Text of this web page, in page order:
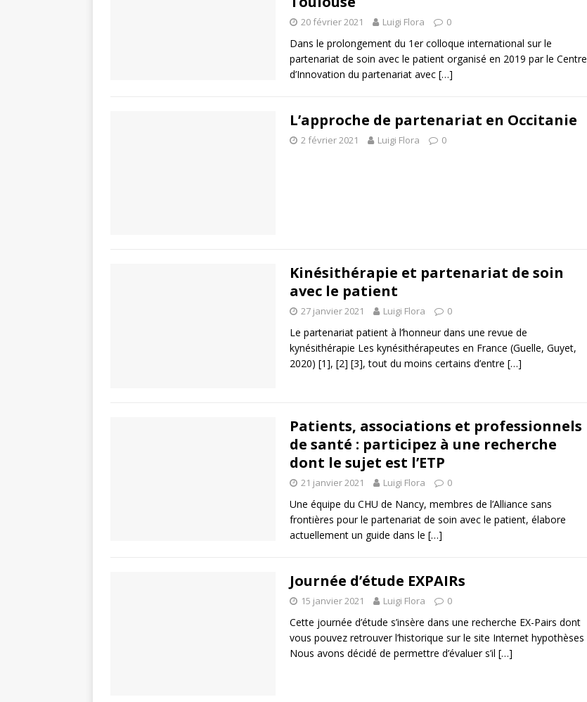
20 février 2021 Luigi Flora 0
Dans le prolongement du 1er colloque international sur le
partenariat de soin avec le patient organisé en 2019 par le Centre
d’Innovation du partenariat avec […]
L’approche de partenariat en Occitanie
2 février 2021 Luigi Flora 0
Kinésithérapie et partenariat de soin
avec le patient
27 janvier 2021 Luigi Flora 0
Le partenariat patient à l’honneur dans une revue de
kynésithérapie Les kynésithérapeutes en France (Guelle, Guyet,
2020) [1], [2] [3], tout du moins certains d’entre […]
Patients, associations et professionnels
de santé : participez à une recherche
dont le sujet est l’ETP
21 janvier 2021 Luigi Flora 0
Une équipe du CHU de Nancy, membres de l’Alliance sans
frontières pour le partenariat de soin avec le patient, élabore
actuellement un guide dans le […]
Journée d’étude EXPAIRs
15 janvier 2021 Luigi Flora 0
Cette journée d’étude s’insère dans une recherche EX-Pairs dont
vous pouvez retrouver l’historique sur le site Internet hypothèses
Nous avons décidé de permettre d’évaluer s’il […]